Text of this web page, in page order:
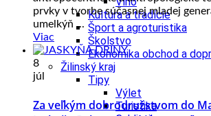
Kultúra a tradície
Šport a agroturistika
Školstvo
Ekonomika obchod a
Žilinský kraj
Tipy
Výlet
Turistika
prvky v tvorbe súčasnej mladej
umelkýň ...
Viac
8
júl
Za veľkým dobrodružstvom do